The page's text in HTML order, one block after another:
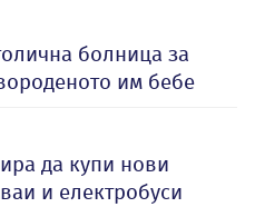
болница за
им бебе
да купи нови
и електробуси